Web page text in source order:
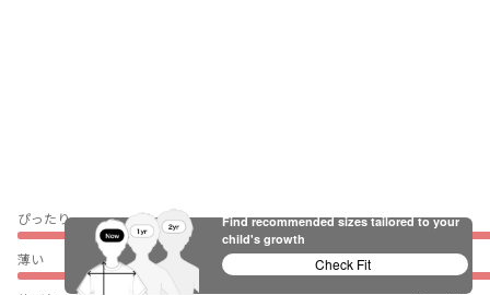
ぴったり
薄い
Find recommended sizes tailored to your
child's growth
Check Fit